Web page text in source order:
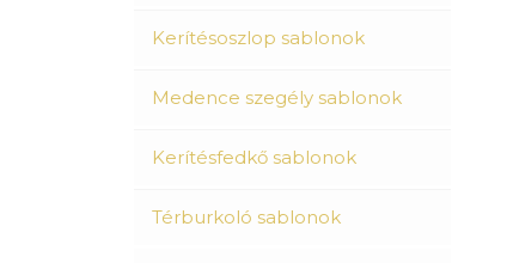
Kerítésoszlop sablonok
Medence szegély sablonok
Kerítésfedkő sablonok
Térburkoló sablonok